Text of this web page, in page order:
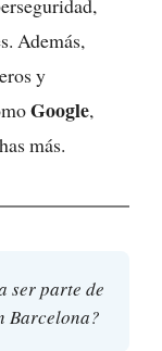
Además,
y
Google,
más.
ser parte de
Barcelona?